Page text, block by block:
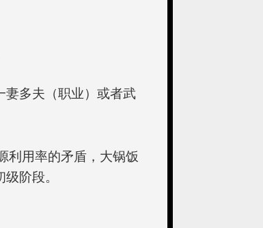
妻多夫（职业）或者武
利用率的矛盾，大锅饭
阶段。